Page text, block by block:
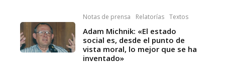
Notas de prensa Relatorías Textos
Adam Michnik: «El estado
social es, desde el punto de
vista moral, lo mejor que se ha
inventado»